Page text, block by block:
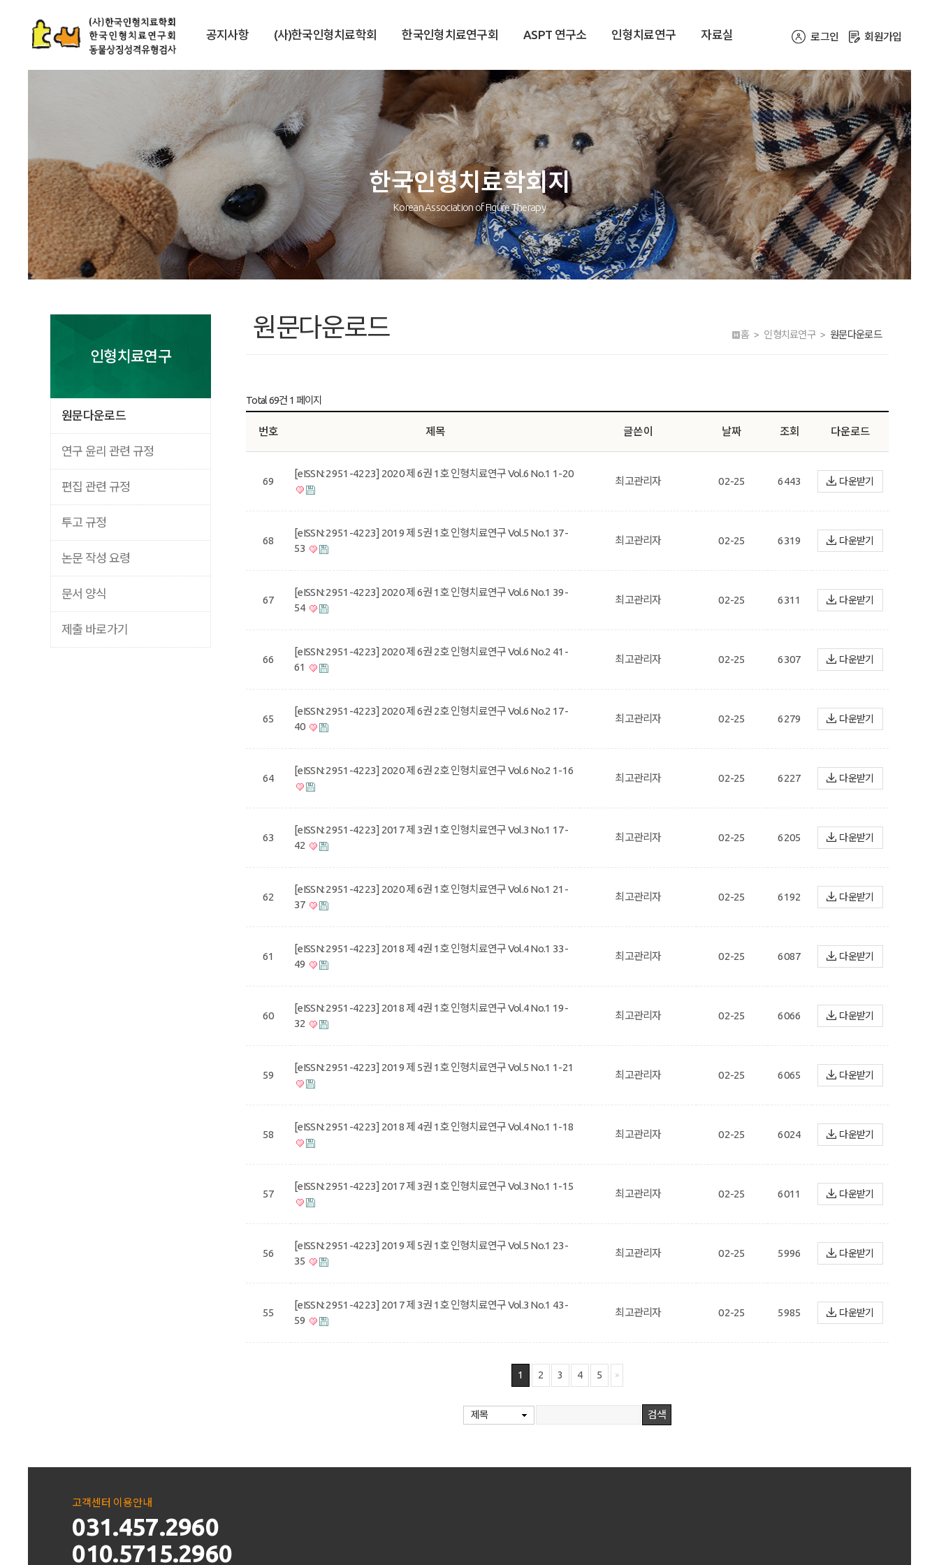
로그인 회원가입
공지사항 (사)한국인형치료학회 한국인형치료연구회 ASPT 연구소 인형치료연구 자료실
한국인형치료학회지
Korean Association of Figure Therapy
인형치료연구
원문다운로드
연구 윤리 관련 규정
편집 관련 규정
투고 규정
논문 작성 요령
문서 양식
제출 바로가기
원문다운로드 홈 > 인형치료연구 > 원문다운로드
Total 69건 1 페이지
번호 제목 글쓴이 날짜 조회 다운로드
69
[eISSN: 2951-4223] 2020 제 6권 1호 인형치료연구 Vol.6 No.1 1-20
최고관리자 02-25 6443 다운받기
68
[eISSN: 2951-4223] 2019 제 5권 1호 인형치료연구 Vol.5 No.1 37-
53
최고관리자 02-25 6319 다운받기
67
[eISSN: 2951-4223] 2020 제 6권 1호 인형치료연구 Vol.6 No.1 39-
54
최고관리자 02-25 6311 다운받기
66
[eISSN: 2951-4223] 2020 제 6권 2호 인형치료연구 Vol.6 No.2 41-
61
최고관리자 02-25 6307 다운받기
65
[eISSN: 2951-4223] 2020 제 6권 2호 인형치료연구 Vol.6 No.2 17-
40
최고관리자 02-25 6279 다운받기
64
[eISSN: 2951-4223] 2020 제 6권 2호 인형치료연구 Vol.6 No.2 1-16
최고관리자 02-25 6227 다운받기
63
[eISSN: 2951-4223] 2017 제 3권 1호 인형치료연구 Vol.3 No.1 17-
42
최고관리자 02-25 6205 다운받기
62
[eISSN: 2951-4223] 2020 제 6권 1호 인형치료연구 Vol.6 No.1 21-
37
최고관리자 02-25 6192 다운받기
61
[eISSN: 2951-4223] 2018 제 4권 1호 인형치료연구 Vol.4 No.1 33-
49
최고관리자 02-25 6087 다운받기
60
[eISSN: 2951-4223] 2018 제 4권 1호 인형치료연구 Vol.4 No.1 19-
32
최고관리자 02-25 6066 다운받기
59
[eISSN: 2951-4223] 2019 제 5권 1호 인형치료연구 Vol.5 No.1 1-21
최고관리자 02-25 6065 다운받기
58
[eISSN: 2951-4223] 2018 제 4권 1호 인형치료연구 Vol.4 No.1 1-18
최고관리자 02-25 6024 다운받기
57
[eISSN: 2951-4223] 2017 제 3권 1호 인형치료연구 Vol.3 No.1 1-15
최고관리자 02-25 6011 다운받기
56
[eISSN: 2951-4223] 2019 제 5권 1호 인형치료연구 Vol.5 No.1 23-
35
최고관리자 02-25 5996 다운받기
55
[eISSN: 2951-4223] 2017 제 3권 1호 인형치료연구 Vol.3 No.1 43-
59
최고관리자 02-25 5985 다운받기
1 2 3 4 5
제목
고객센터 이용안내
031.457.2960
010.5715.2960